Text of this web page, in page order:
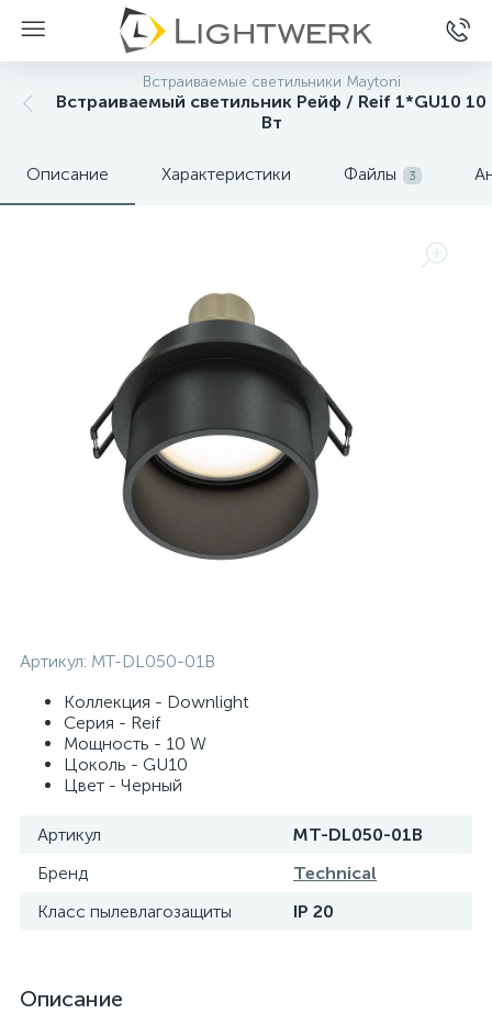
Встраиваемые светильники Maytoni
Встраиваемый светильник Рейф / Reif 1*GU10 10
Вт
Описание Характеристики Файлы 3
Артикул: MT-DL050-01B
Коллекция - Downlight
Серия - Reif
Мощность - 10 W
Цоколь - GU10
Цвет - Черный
Артикул
MT-DL050-01B
Бренд
Technical
Класс пылевлагозащиты
IP 20
Описание